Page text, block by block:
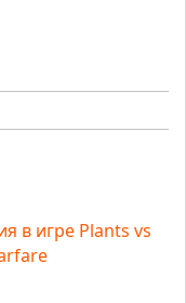
в игре Plants vs